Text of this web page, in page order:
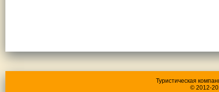
Туристическая
© 2012-